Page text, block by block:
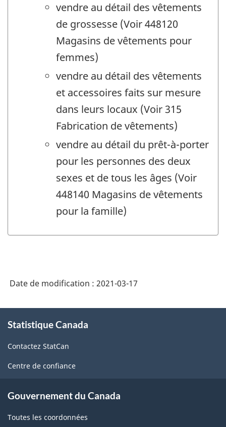
vendre au détail des vêtements
de grossesse (Voir 448120
Magasins de vêtements pour
femmes)
vendre au détail des vêtements
et accessoires faits sur mesure
dans leurs locaux (Voir 315
Fabrication de vêtements)
vendre au détail du prêt-à-porter
pour les personnes des deux
sexes et de tous les âges (Voir
448140 Magasins de vêtements
pour la famille)
Date de modification : 2021-03-17
propos
ce
site
Statistique Canada
Contactez StatCan
Centre de confiance
Gouvernement du Canada
Toutes les coordonnées